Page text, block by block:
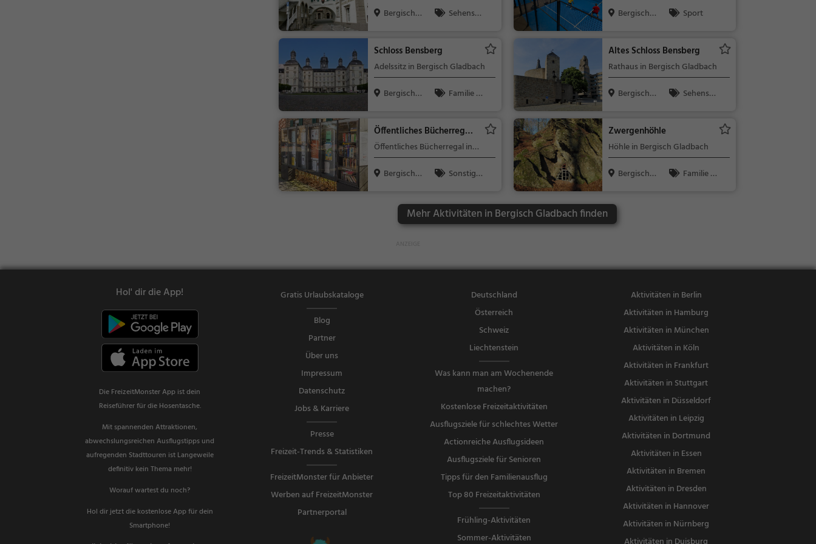
Bergisch
Sehensw
Bergisch
Sport
Schloss Bensberg
Adelssitz in Bergisch Gladbach
Bergisch
Familie &
Altes Schloss Bensberg
Rathaus in Bergisch Gladbach
Bergisch
Sehensw
Öffentliches Bücherregal
Bergisch Gladbach
Öffentliches Bücherregal in
Bergisch Gladbach (Refrath)
Bergisch
Sonstige
Zwergenhöhle
Höhle in Bergisch Gladbach
Bergisch
Familie &
Mehr Aktivitäten in Bergisch Gladbach finden
Hol' dir die App!
Die FreizeitMonster App ist dein
Reiseführer für die Hosentasche.
Mit spannenden Attraktionen,
abwechslungsreichen Ausflugstipps und
aufregenden Stadttouren ist Langeweile
definitiv kein Thema mehr!
Worauf wartest du noch?
Hol dir jetzt die kostenlose App für dein
Smartphone!
Gratis Urlaubskataloge
Blog
Partner
Über uns
Impressum
Datenschutz
Jobs & Karriere
Presse
Freizeit-Trends & Statistiken
FreizeitMonster für Anbieter
Werben auf FreizeitMonster
Partnerportal
Deutschland
Österreich
Schweiz
Liechtenstein
Was kann man am Wochenende
machen?
Kostenlose Freizeitaktivitäten
Ausflugsziele für schlechtes Wetter
Actionreiche Ausflugsideen
Ausflugsziele für Senioren
Tipps für den Familienausflug
Top 80 Freizeitaktivitäten
Frühling-Aktivitäten
Sommer-Aktivitäten
Aktivitäten in Berlin
Aktivitäten in Hamburg
Aktivitäten in München
Aktivitäten in Köln
Aktivitäten in Frankfurt
Aktivitäten in Stuttgart
Aktivitäten in Düsseldorf
Aktivitäten in Leipzig
Aktivitäten in Dortmund
Aktivitäten in Essen
Aktivitäten in Bremen
Aktivitäten in Dresden
Aktivitäten in Hannover
Aktivitäten in Nürnberg